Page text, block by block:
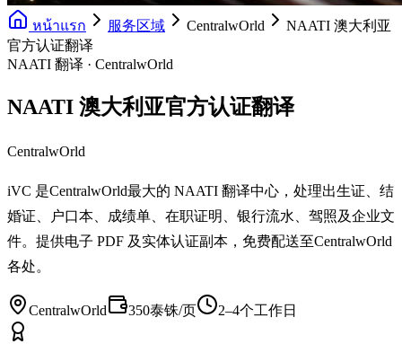
หน้าแรก 服务区域 CentralwOrld
NAATI 澳大利亚
官方认证翻译
NAATI 翻译 · CentralwOrld
NAATI 澳大利亚官方认证翻译
CentralwOrld
iVC 是CentralwOrld最大的 NAATI 翻译中心，处理出生证、结
婚证、户口本、成绩单、在职证明、银行流水、驾照及企业文
件。提供电子 PDF 及实体认证副本，免费配送至CentralwOrld
各处。
CentralwOrld 350泰铢/页 2–4个工作日